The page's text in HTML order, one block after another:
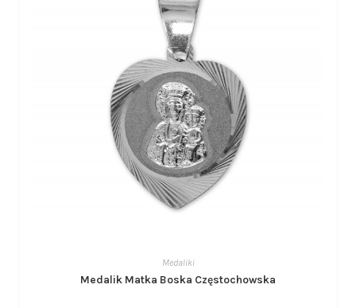
Medaliki
Medalik Matka Boska Częstochowska